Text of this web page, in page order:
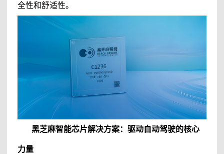
全性和舒适性。
黑芝麻智能芯片解决方案：驱动自动驾驶的核心
力量